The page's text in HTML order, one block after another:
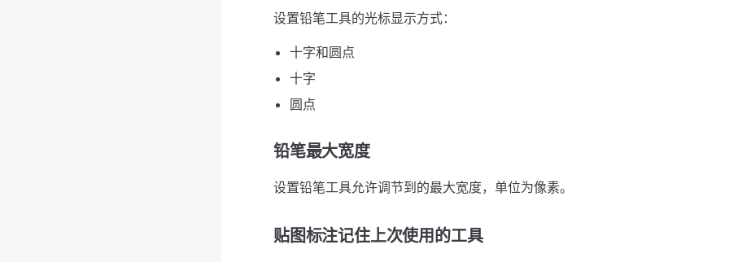
设置铅笔工具的光标显示方式：
十字和圆点
十字
圆点
铅笔最大宽度
设置铅笔工具允许调节到的最大宽度，单位为像素。
贴图标注记住上次使用的工具